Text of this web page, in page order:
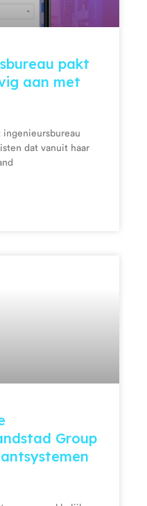
pakt
aan met
dat vanuit haar
Group